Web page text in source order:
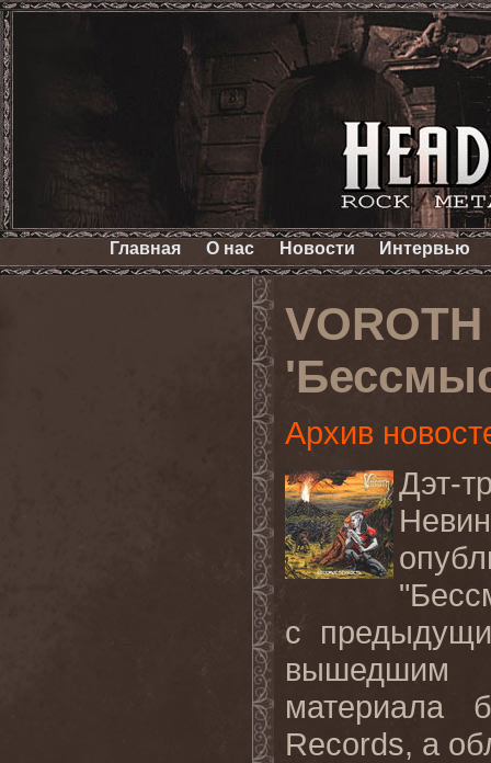
Главная О нас Новости Интервью
Архив
Дэт-
"Б
с
вышедшим
материала
Records, а